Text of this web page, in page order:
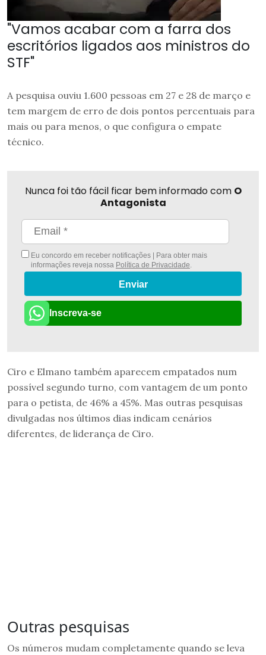
"Vamos acabar com a farra dos
escritórios ligados aos ministros do
STF"
A pesquisa ouviu 1.600 pessoas em 27 e 28 de março e
tem margem de erro de dois pontos percentuais para
mais ou para menos, o que configura o empate
técnico.
Nunca foi tão fácil ficar bem informado com O
Antagonista
Eu concordo em receber notificações | Para obter mais
informações reveja nossa Política de Privacidade.
Enviar
Inscreva-se
Ciro e Elmano também aparecem empatados num
possível segundo turno, com vantagem de um ponto
para o petista, de 46% a 45%. Mas outras pesquisas
divulgadas nos últimos dias indicam cenários
diferentes, de liderança de Ciro.
Outras pesquisas
Os números mudam completamente quando se leva